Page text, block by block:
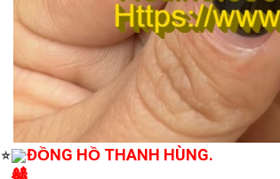
⭐ ĐỒNG HỒ THANH HÙNG.